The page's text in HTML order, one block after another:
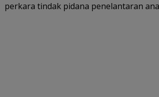
perkara tindak pidana penelantaran